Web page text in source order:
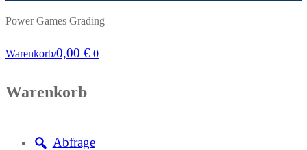
Power Games Grading
Warenkorb/0,00 € 0
Warenkorb
Abfrage